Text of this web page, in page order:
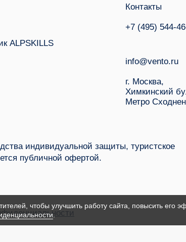
ALPSKILLS
Контакты
+7 (495) 544-
info@vento.ru
г. Москва,
Химкинский
Метро
индивидуальной защиты, туристское
публичной офертой.
чтобы улучшить работу сайта, повысить его
.